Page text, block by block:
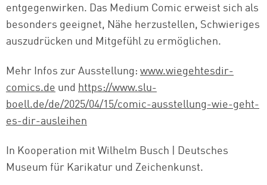
entgegenwirken. Das Medium Comic erweist sich als
besonders geeignet, Nähe herzustellen, Schwieriges
auszudrücken und Mitgefühl zu ermöglichen.
Mehr Infos zur Ausstellung: www.wiegehtesdir-
comics.de und https://www.slu-
boell.de/de/2025/04/15/comic-ausstellung-wie-geht-
es-dir-ausleihen
In Kooperation mit Wilhelm Busch | Deutsches
Museum für Karikatur und Zeichenkunst.